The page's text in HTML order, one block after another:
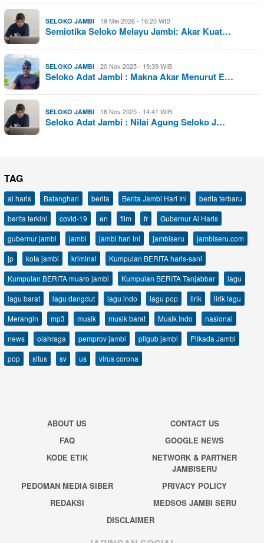
SELOKO JAMBI 19 Mei 2026 - 16:20 WIB
Semiotika Seloko Melayu Jambi: Akar Kuat…
SELOKO JAMBI 20 Nov 2025 - 19:39 WIB
Seloko Adat Jambi : Makna Akar Menurut E…
SELOKO JAMBI 16 Nov 2025 - 14:41 WIB
Seloko Adat Jambi : Nilai Agung Seloko J…
TAG
al haris Batanghari berita Berita Jambi Hari Ini
berita terbaru
berita terkini
covid-19 en film fr
Gubernur Al Haris
gubernur jambi
jambi jambi hari ini jambiseru
jambiseru.com
jp
kota jambi kriminal
Kumpulan BERITA haris-sani
Kumpulan BERITA muaro jambi
Kumpulan BERITA Tanjabbar
lagu
lagu barat
lagu dangdut lagu indo lagu pop lirik
lirik lagu
Merangin
mp3 musik musik barat Musik Indo
nasional
news
olahraga pemprov jambi pilgub jambi
Pilkada Jambi
pop
situs sv us virus corona
ABOUT US
CONTACT US
FAQ
GOOGLE NEWS
KODE ETIK
NETWORK & PARTNER
JAMBISERU
PEDOMAN MEDIA SIBER
PRIVACY POLICY
REDAKSI
MEDSOS JAMBI SERU
DISCLAIMER